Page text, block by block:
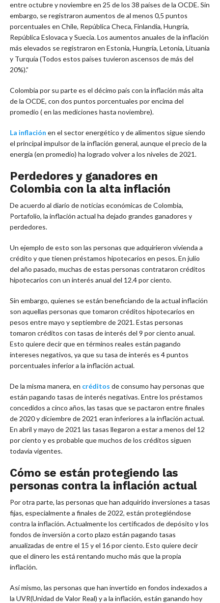
entre octubre y noviembre en 25 de los 38 países de la OCDE. Sin
embargo, se registraron aumentos de al menos 0,5 puntos
porcentuales en Chile, República Checa, Finlandia, Hungría,
República Eslovaca y Suecia. Los aumentos anuales de la inflación
más elevados se registraron en Estonia, Hungría, Letonia, Lituania
y Turquía (Todos estos países tuvieron ascensos de más del
20%).”
Colombia por su parte es el décimo país con la inflación más alta
de la OCDE, con dos puntos porcentuales por encima del
promedio ( en las mediciones hasta noviembre).
La inflación en el sector energético y de alimentos sigue siendo
el principal impulsor de la inflación general, aunque el precio de la
energía (en promedio) ha logrado volver a los niveles de 2021.
Perdedores y ganadores en
Colombia con la alta inflación
De acuerdo al diario de noticias económicas de Colombia,
Portafolio, la inflación actual ha dejado grandes ganadores y
perdedores.
Un ejemplo de esto son las personas que adquirieron vivienda a
crédito y que tienen préstamos hipotecarios en pesos. En julio
del año pasado, muchas de estas personas contrataron créditos
hipotecarios con un interés anual del 12.4 por ciento.
Sin embargo, quienes se están beneficiando de la actual inflación
son aquellas personas que tomaron créditos hipotecarios en
pesos entre mayo y septiembre de 2021. Estas personas
tomaron créditos con tasas de interés del 9 por ciento anual.
Esto quiere decir que en términos reales están pagando
intereses negativos, ya que su tasa de interés es 4 puntos
porcentuales inferior a la inflación actual.
De la misma manera, en créditos de consumo hay personas que
están pagando tasas de interés negativas. Entre los préstamos
concedidos a cinco años, las tasas que se pactaron entre finales
de 2020 y diciembre de 2021 eran inferiores a la inflación actual.
En abril y mayo de 2021 las tasas llegaron a estar a menos del 12
por ciento y es probable que muchos de los créditos siguen
todavía vigentes.
Cómo se están protegiendo las
personas contra la inflación actual
Por otra parte, las personas que han adquirido inversiones a tasas
fijas, especialmente a finales de 2022, están protegiéndose
contra la inflación. Actualmente los certificados de depósito y los
fondos de inversión a corto plazo están pagando tasas
anualizadas de entre el 15 y el 16 por ciento. Esto quiere decir
que el dinero les está rentando mucho más que la propia
inflación.
Así mismo, las personas que han invertido en fondos indexados a
la UVR(Unidad de Valor Real) y a la inflación, están ganando hoy